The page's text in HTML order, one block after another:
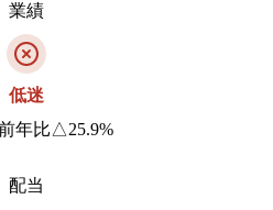
業績
低迷
年比△25.9%
配当